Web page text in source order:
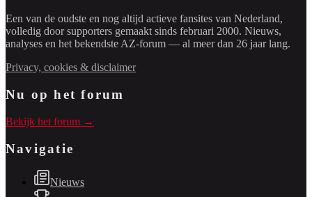
Een van de oudste en nog altijd actieve fansites van Nederland,
volledig door supporters gemaakt sinds februari 2000. Nieuws,
analyses en het bekendste AZ-forum — al meer dan 26 jaar lang.
Privacy, cookies & disclaimer
Nu op het forum
Bekijk het forum →
Navigatie
Nieuws